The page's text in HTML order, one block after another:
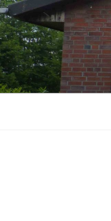
Zum
Inhalt
springen